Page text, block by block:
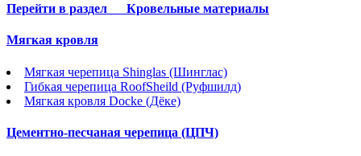
Перейти в раздел Кровельные материалы
Мягкая кровля
Мягкая черепица Shinglas (Шинглас)
Гибкая черепица RoofSheild (Руфшилд)
Мягкая кровля Docke (Дёке)
Цементно-песчаная черепица (ЦПЧ)